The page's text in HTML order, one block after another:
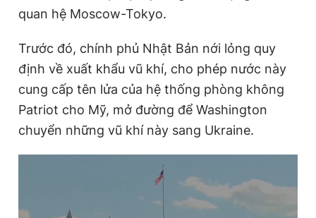
quan hệ Moscow-Tokyo.
Trước đó, chính phủ Nhật Bản nới lỏng quy
định về xuất khẩu vũ khí, cho phép nước này
cung cấp tên lửa của hệ thống phòng không
Patriot cho Mỹ, mở đường để Washington
chuyển những vũ khí này sang Ukraine.